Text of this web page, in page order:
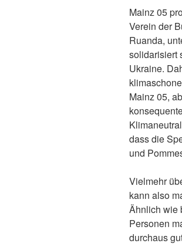
Mainz 05
Verein der
Ruanda,
solidarisiert
Ukraine.
Mainz 05,
dass die
und
Vielmehr
kann also
Ähnlich wie
Personen
durchaus